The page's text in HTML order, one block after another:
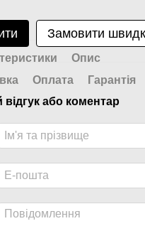
Замовити
Опис
Оплата Гарантія
відгук або коментар